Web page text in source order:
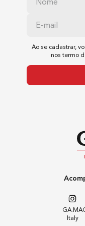
Dimensões
Dimensões da
5cm x 8,5cm x
Ao se cadastrar,
nos termo
GA.MA
Italy